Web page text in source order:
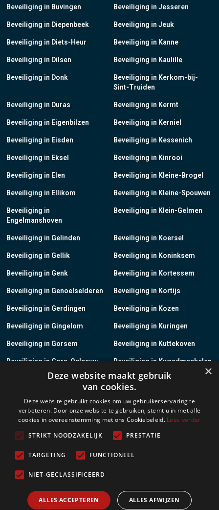
Beveiliging in Buvingen
Beveiliging in Diepenbeek
Beveiliging in Diets-Heur
Beveiliging in Dilsen
Beveiliging in Donk
Beveiliging in Duras
Beveiliging in Eigenbilzen
Beveiliging in Eisden
Beveiliging in Eksel
Beveiliging in Elen
Beveiliging in Ellikom
Beveiliging in
Engelmanshoven
Beveiliging in Gelinden
Beveiliging in Gellik
Beveiliging in Genk
Beveiliging in Genoelselderen
Beveiliging in Gerdingen
Beveiliging in Gingelom
Beveiliging in Gorsem
Beveiliging in Gors-Opleeuw
Beveiliging in Gotem
Beveiliging in Groot-Loon
Beveiliging in Grote-Brogel
Beveiliging in Grote-Spouwen
Beveiliging in Jesseren
Beveiliging in Jeuk
Beveiliging in Kanne
Beveiliging in Kaulille
Beveiliging in Kerkom-bij-
Sint-Truiden
Beveiliging in Kermt
Beveiliging in Kerniel
Beveiliging in Kessenich
Beveiliging in Kinrooi
Beveiliging in Kleine-Brogel
Beveiliging in Kleine-Spouwen
Beveiliging in Klein-Gelmen
Beveiliging in Koersel
Beveiliging in Koninksem
Beveiliging in Kortessem
Beveiliging in Kortijs
Beveiliging in Kozen
Beveiliging in Kuringen
Beveiliging in Kuttekoven
Beveiliging in Kwaadmechelen
Beveiliging in Lanaken
Beveiliging in Lauw
Beveiliging in Leopoldsburg
×
Deze website maakt gebruik
van cookies.
Deze website gebruikt cookies om uw gebruikerservaring te
verbeteren. Door onze website te gebruiken, stemt u in met alle
cookies in overeenstemming met ons Cookiebeleid. Lees verder
STRIKT NOODZAKELIJK
PRESTATIE
TARGETING FUNCTIONEEL
NIET-GECLASSIFICEERD
ALLES ACCEPTEREN ALLES AFWIJZEN